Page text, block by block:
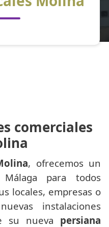
comerciales
, ofrecemos un
para todos
locales, empresas o
instalaciones
su nueva persiana